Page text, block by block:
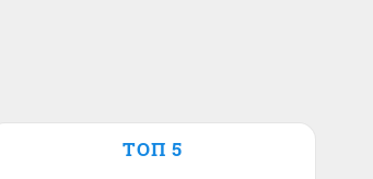
ТОП 5